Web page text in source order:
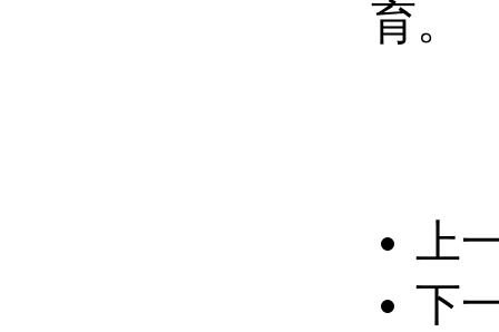
育。
上
下